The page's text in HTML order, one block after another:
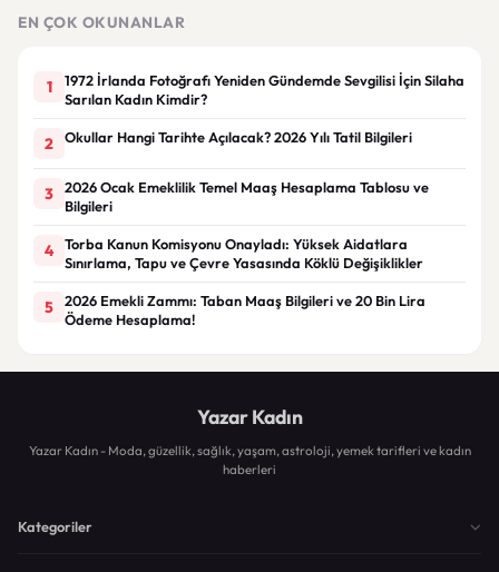
EN ÇOK OKUNANLAR
1
1972 İrlanda Fotoğrafı Yeniden Gündemde Sevgilisi İçin Silaha
Sarılan Kadın Kimdir?
2 Okullar Hangi Tarihte Açılacak? 2026 Yılı Tatil Bilgileri
3
2026 Ocak Emeklilik Temel Maaş Hesaplama Tablosu ve
Bilgileri
4
Torba Kanun Komisyonu Onayladı: Yüksek Aidatlara
Sınırlama, Tapu ve Çevre Yasasında Köklü Değişiklikler
5
2026 Emekli Zammı: Taban Maaş Bilgileri ve 20 Bin Lira
Ödeme Hesaplama!
Yazar Kadın
Yazar Kadın - Moda, güzellik, sağlık, yaşam, astroloji, yemek tarifleri ve kadın
haberleri
Kategoriler